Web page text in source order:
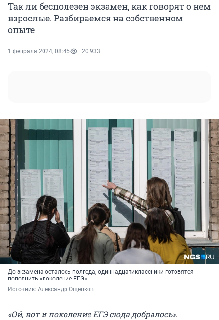
Так ли бесполезен экзамен, как говорят о нем
взрослые. Разбираемся на собственном
опыте
1 февраля 2024, 08:45 20 933
До экзамена осталось полгода, одиннадцатиклассники готовятся
пополнить «поколение ЕГЭ»
Источник: Александр Ощепков
«Ой, вот и поколение ЕГЭ сюда добралось».